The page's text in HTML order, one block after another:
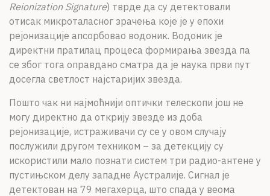
Reionization Signature) тврде да су детектовали
отисак микроталасног зрачења које је у епохи
рејонизације апсорбовао водоник. Водоник је
директни пратилац процеса формирања звезда па
се због тога оправдано сматра да је наука први пут
досегла светлост најстаријих звезда.
Пошто чак ни најмоћнији оптички телескопи још не
могу директно да открију звезде из доба
рејонизације, истраживачи су се у овом случају
послужили другом техником – за детекцију су
искористили мало познати систем три радио-антене у
пустињском делу западне Аустралије. Сигнал је
детектован на 79 мегахерца, што спада у веома